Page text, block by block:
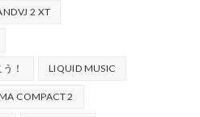
2 XT
！ LIQUID MUSIC
COMPACT 2